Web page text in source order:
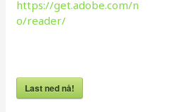
https://get.adobe.com/n
o/reader/
Last ned nå!